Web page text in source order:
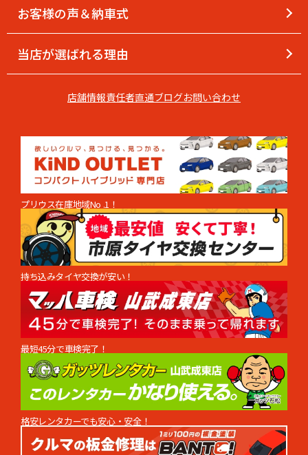
お客様の声＆納車式
当店が選ばれる理由
店舗情報責任者直通ブログお問い合わせ
プリウス在庫地域No .1！
持ち込みタイヤ交換が安い！
最短45分で車検完了！
格安レンタカーでも安心・安全！